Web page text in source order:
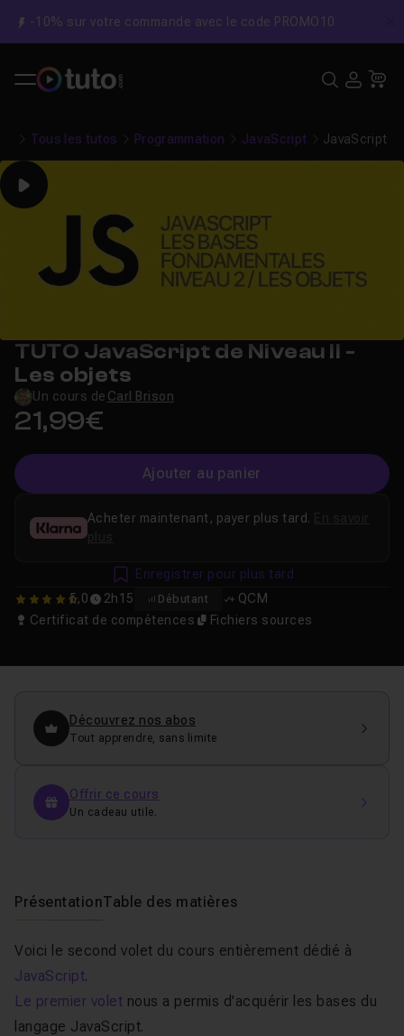
-10% sur votre commande avec le code PROMO10
Tous les tutos Programmation JavaScript JavaScript
Play
TUTO JavaScript de Niveau II -
Les objets
Un cours de Carl Brison
21,99€
Ajouter au panier
4.9677419354839
5,0 2h15 Débutant
QCM
Certificat de compétences
Fichiers sources
Acheter maintenant, payer plus tard.
plus
Enregistrer pour plus tard
Découvrez nos abos
Tout apprendre, sans limite
Offrir ce cours
Un cadeau utile.
PrésentationTable des matières
Voici le second volet du cours entièrement dédié à
JavaScript.
Le premier volet nous a permis d'acquérir les bases du
langage JavaScript.